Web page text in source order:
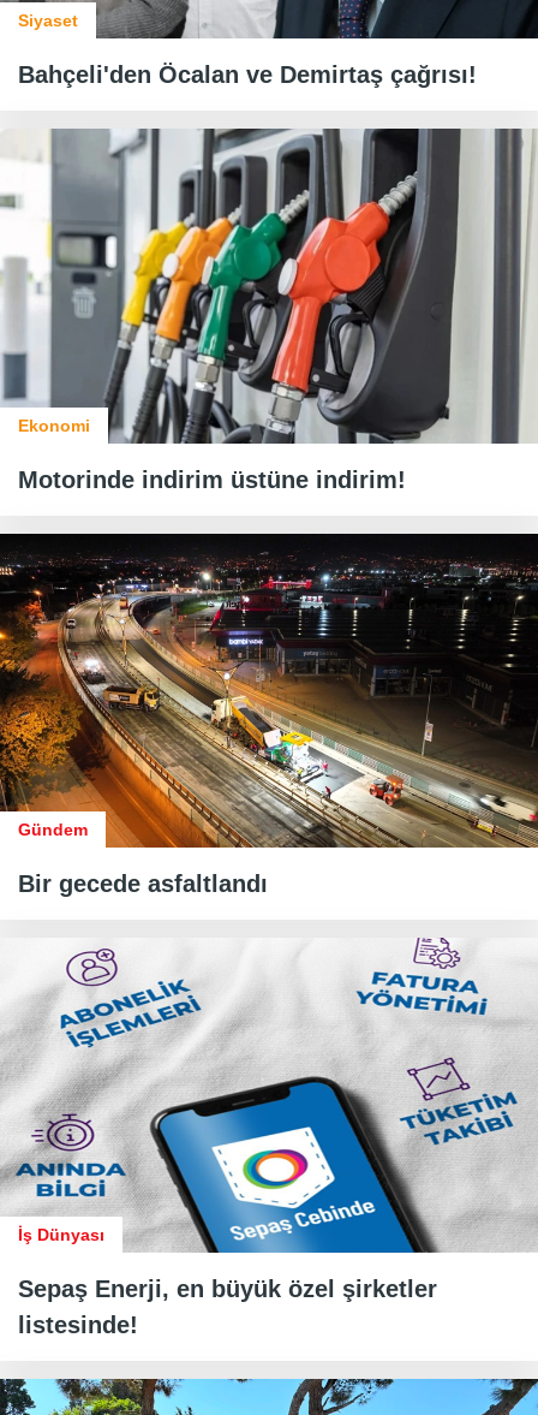
Siyaset
Bahçeli'den Öcalan ve Demirtaş çağrısı!
Ekonomi
Motorinde indirim üstüne indirim!
Gündem
Bir gecede asfaltlandı
İş Dünyası
Sepaş Enerji, en büyük özel şirketler
listesinde!